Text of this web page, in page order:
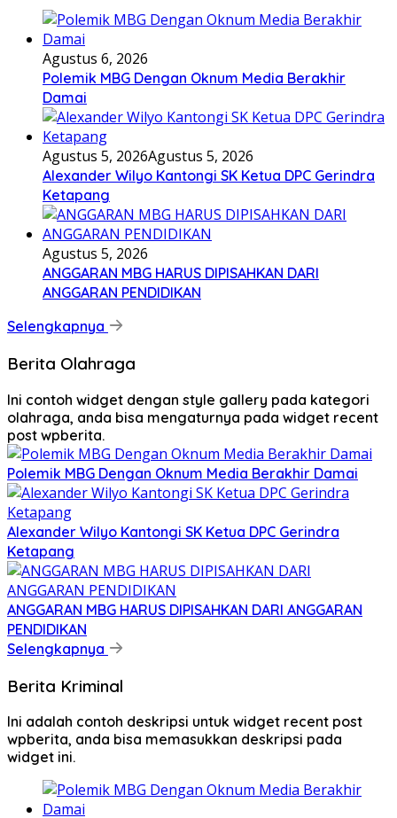
Agustus 6, 2026
Polemik MBG Dengan Oknum Media Berakhir
Damai
Agustus 5, 2026Agustus 5, 2026
Alexander Wilyo Kantongi SK Ketua DPC Gerindra
Ketapang
Agustus 5, 2026
ANGGARAN MBG HARUS DIPISAHKAN DARI
ANGGARAN PENDIDIKAN
Selengkapnya
Berita Olahraga
Ini contoh widget dengan style gallery pada kategori
olahraga, anda bisa mengaturnya pada widget recent
post wpberita.
Polemik MBG Dengan Oknum Media Berakhir Damai
Alexander Wilyo Kantongi SK Ketua DPC Gerindra
Ketapang
ANGGARAN MBG HARUS DIPISAHKAN DARI ANGGARAN
PENDIDIKAN
Selengkapnya
Berita Kriminal
Ini adalah contoh deskripsi untuk widget recent post
wpberita, anda bisa memasukkan deskripsi pada
widget ini.